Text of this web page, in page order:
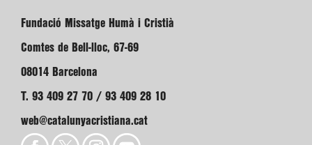
Fundació Missatge Humà i Cristià
Comtes de Bell-lloc, 67-69
08014 Barcelona
T. 93 409 27 70 / 93 409 28 10
web@catalunyacristiana.cat